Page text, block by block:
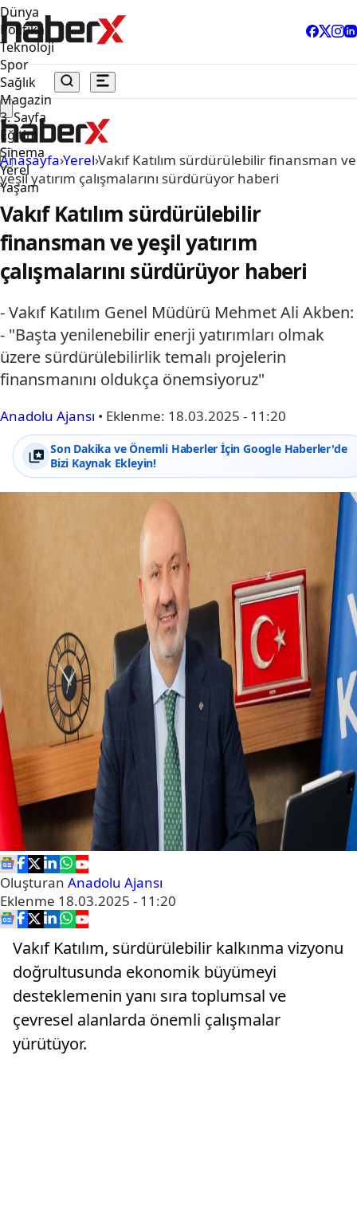
Dünya
Politika
Teknoloji
Spor
Sağlık
Magazin
3. Sayfa
Eğitim
Sinema
Yerel
Yaşam
Anasayfa›Yerel›Vakıf Katılım sürdürülebilir finansman ve
yeşil yatırım çalışmalarını sürdürüyor haberi
Vakıf Katılım sürdürülebilir
finansman ve yeşil yatırım
çalışmalarını sürdürüyor haberi
- Vakıf Katılım Genel Müdürü Mehmet Ali Akben:
- "Başta yenilenebilir enerji yatırımları olmak
üzere sürdürülebilirlik temalı projelerin
finansmanını oldukça önemsiyoruz"
Anadolu Ajansı • Eklenme: 18.03.2025 - 11:20
Son Dakika ve Önemli Haberler İçin Google Haberler'de
Bizi Kaynak Ekleyin!
Oluşturan Anadolu Ajansı
Eklenme 18.03.2025 - 11:20
Vakıf Katılım, sürdürülebilir kalkınma vizyonu
doğrultusunda ekonomik büyümeyi
desteklemenin yanı sıra toplumsal ve
çevresel alanlarda önemli çalışmalar
yürütüyor.